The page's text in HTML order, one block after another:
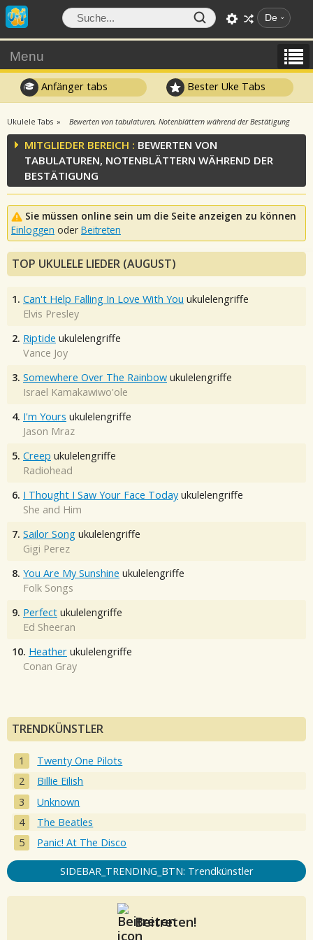
De
Menu
Anfänger tabs Bester Uke Tabs
Ukulele Tabs Bewerten von tabulaturen, Notenblättern während der Bestätigung
MITGLIEDER BEREICH : BEWERTEN VON
TABULATUREN, NOTENBLÄTTERN WÄHREND DER
BESTÄTIGUNG
Sie müssen online sein um die Seite anzeigen zu können
Einloggen oder Beitreten
TOP UKULELE LIEDER (AUGUST)
1. Can't Help Falling In Love With You ukulelengriffe
Elvis Presley
2. Riptide ukulelengriffe
Vance Joy
3. Somewhere Over The Rainbow ukulelengriffe
Israel Kamakawiwo'ole
4. I'm Yours ukulelengriffe
Jason Mraz
5. Creep ukulelengriffe
Radiohead
6. I Thought I Saw Your Face Today ukulelengriffe
She and Him
7. Sailor Song ukulelengriffe
Gigi Perez
8. You Are My Sunshine ukulelengriffe
Folk Songs
9. Perfect ukulelengriffe
Ed Sheeran
10. Heather ukulelengriffe
Conan Gray
TRENDKÜNSTLER
Twenty One Pilots
Billie Eilish
Unknown
The Beatles
Panic! At The Disco
SIDEBAR_TRENDING_BTN: Trendkünstler
Beitreten!